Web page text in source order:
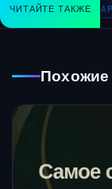
ЧИТАЙТЕ ТАКЖЕ
Похожие